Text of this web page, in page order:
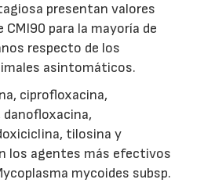
presentan valores
CMI90 para la mayoría de
respecto de los
asintomáticos.
ciprofloxacina,
tilosina y
los agentes más efectivos
mycoides subsp.